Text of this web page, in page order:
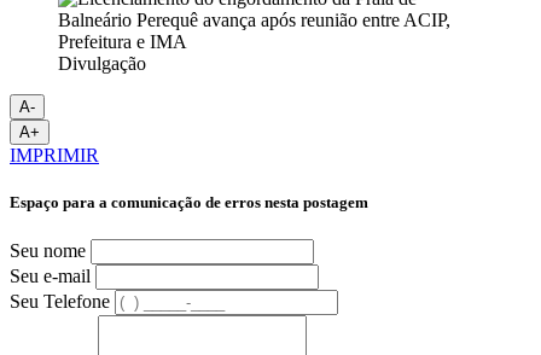
Divulgação
A-
A+
IMPRIMIR
Espaço para a comunicação de erros nesta postagem
Seu nome
Seu e-mail
Seu Telefone